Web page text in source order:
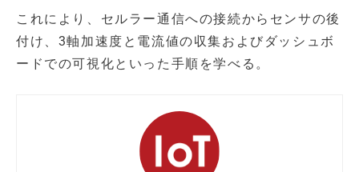
これにより、セルラー通信への接続からセンサの後
付け、3軸加速度と電流値の収集およびダッシュボ
ードでの可視化といった手順を学べる。